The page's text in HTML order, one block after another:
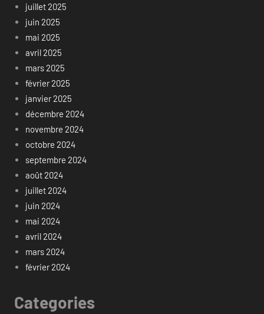
juillet 2025
juin 2025
mai 2025
avril 2025
mars 2025
février 2025
janvier 2025
décembre 2024
novembre 2024
octobre 2024
septembre 2024
août 2024
juillet 2024
juin 2024
mai 2024
avril 2024
mars 2024
février 2024
Categories